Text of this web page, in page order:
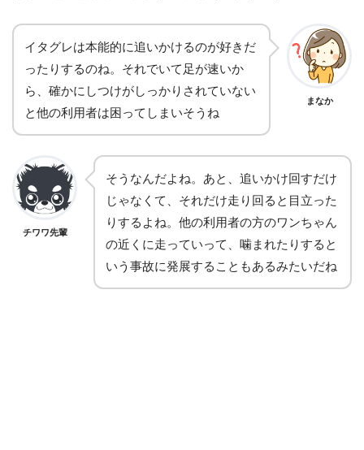
イタグレは本能的に追いかけるのが好きだ
ったりするのね。それでいて足が速いか
ら、確かにしつけがしっかりされていない
と他の利用者は困ってしまいそうね
まなか
チワワ先輩
そうなんだよね。あと、追いかけ回すだけ
じゃなくて、それだけ走り回ると目立った
りするよね。他の利用者の方のワンちゃん
の近くに走っていって、噛まれたりすると
いう事故に発展することもあるみたいだね